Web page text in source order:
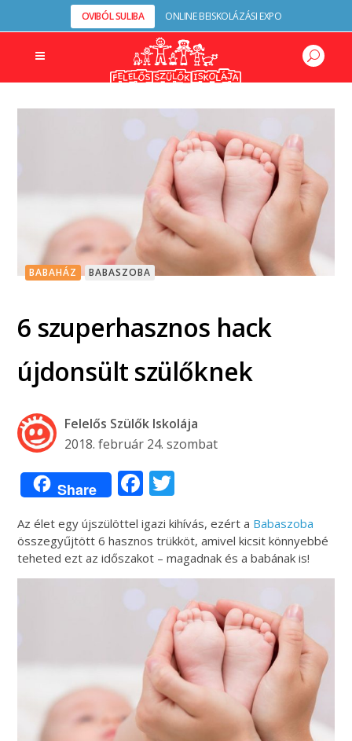
OVIBÓL SULIBA ONLINE BEISKOLÁZÁSI EXPO
BABAHÁZ BABASZOBA
6 szuperhasznos hack
újdonsült szülőknek
Felelős Szülők Iskolája
2018. február 24. szombat
Share Facebook
Az élet egy újszülöttel igazi kihívás, ezért a Babaszoba
összegyűjtött 6 hasznos trükköt, amivel kicsit könnyebbé
teheted ezt az időszakot – magadnak és a babának is!